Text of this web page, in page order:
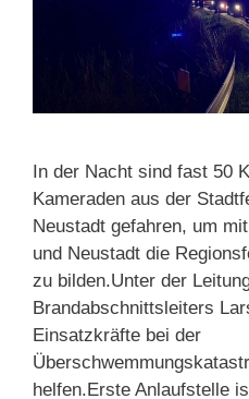
In der Nacht sind fast 50
Kameraden aus der
Neustadt gefahren, um
und Neustadt die
zu bilden.Unter der
Brandabschnittsleiters
Einsatzkräfte bei der
helfen.Erste Anlaufstelle